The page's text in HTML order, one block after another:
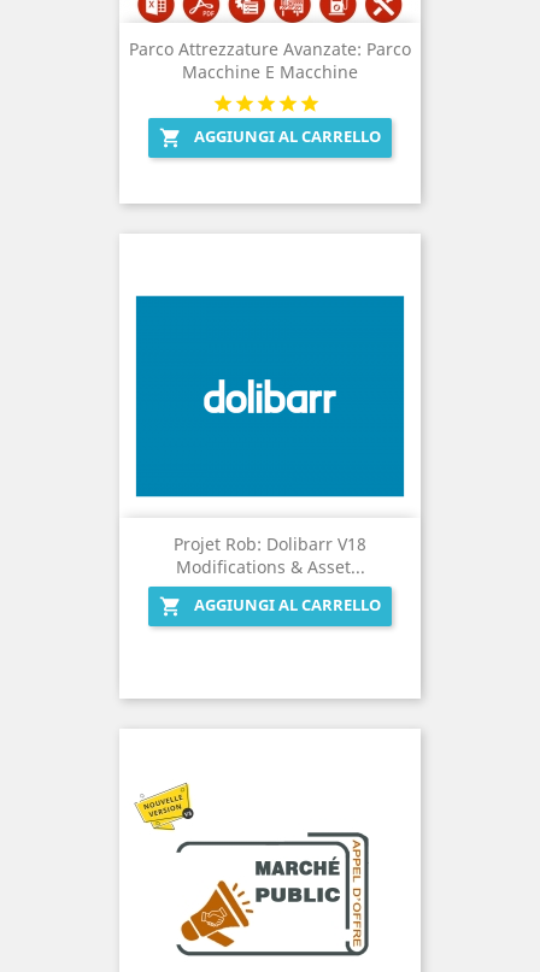
Parco Attrezzature Avanzate: Parco
Macchine E Macchine
 AGGIUNGI AL CARRELLO
Projet Rob: Dolibarr V18
Modifications & Asset...

AGGIUNGI AL CARRELLO